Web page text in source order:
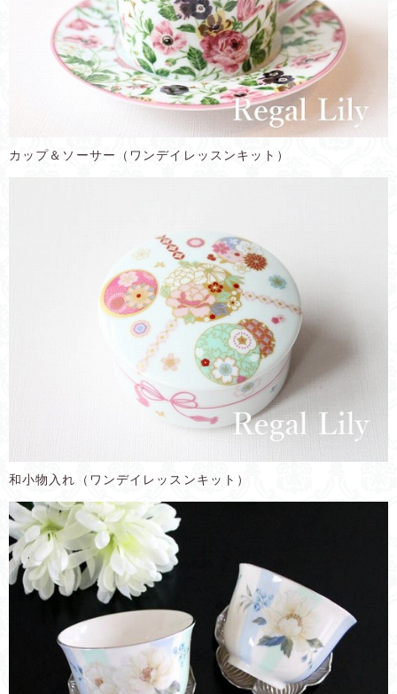
カップ＆ソーサー（ワンデイレッスンキット）
和小物入れ（ワンデイレッスンキット）